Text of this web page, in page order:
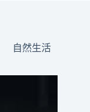
自然生活